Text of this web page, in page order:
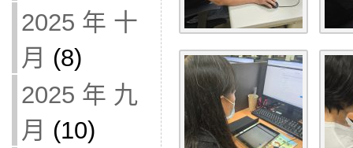
2025 年 十
月 (8)
2025 年 九
月 (10)